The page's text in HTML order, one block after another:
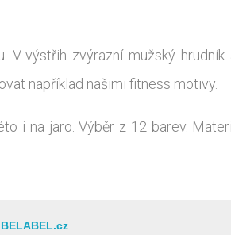
výstřih zvýrazní mužský hrudník
například našimi fitness motivy.
i na jaro. Výběr z 12 barev.
BELABEL.cz